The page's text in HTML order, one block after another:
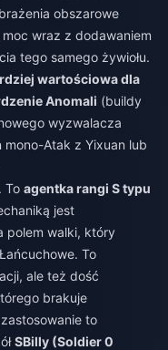
obszarowe
wraz z dodawaniem
tego samego żywiołu.
wartościowa dla
Anomali (buildy
wyzwalacza
Atak z Yixuan lub
To agentka rangi S typu
jest
walki, który
To
ale też dość
brakuje
to
SBilly (Soldier 0